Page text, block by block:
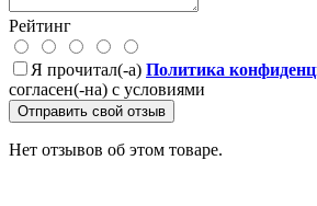
Рейтинг
Я прочитал(-а) Политика
согласен(-на) с условиями
Отправить свой отзыв
Нет отзывов об этом товаре.